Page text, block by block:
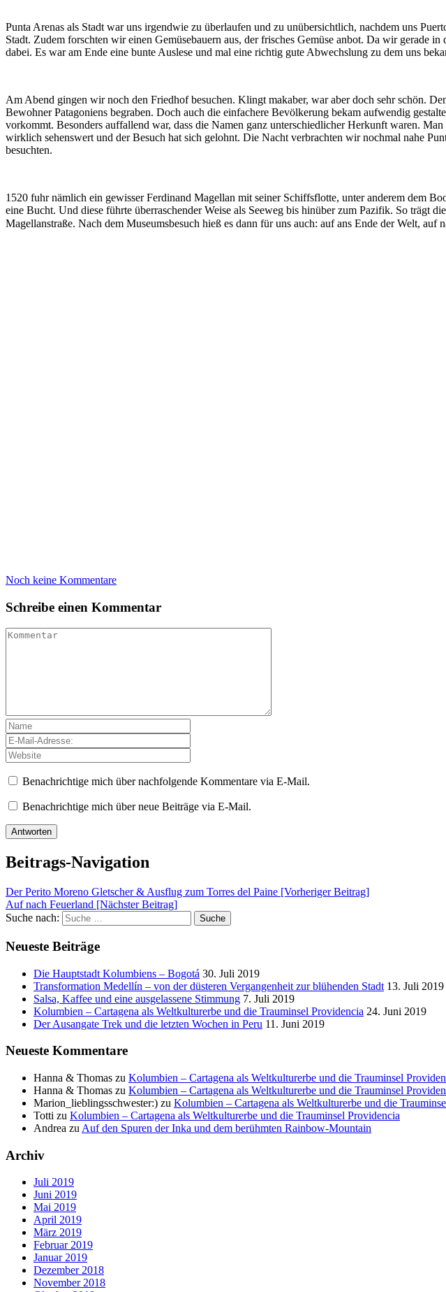
Punta Arenas als Stadt war uns irgendwie zu überlaufen und zu unübersichtlich, nachdem uns
Stadt. Zudem forschten wir einen Gemüsebauern aus, der frisches Gemüse anbot. Da wir
dabei. Es war am Ende eine bunte Auslese und mal eine richtig gute Abwechslung zu dem uns
Am Abend gingen wir noch den Friedhof besuchen. Klingt makaber, war aber doch sehr schön.
Bewohner Patagoniens begraben. Doch auch die einfachere Bevölkerung bekam aufwendig
vorkommt. Besonders auffallend war, dass die Namen ganz unterschiedlicher Herkunft waren.
wirklich sehenswert und der Besuch hat sich gelohnt. Die Nacht verbrachten wir nochmal nahe
besuchten.
1520 fuhr nämlich ein gewisser Ferdinand Magellan mit seiner Schiffsflotte, unter anderem dem
eine Bucht. Und diese führte überraschender Weise als Seeweg bis hinüber zum Pazifik. So trägt
Magellanstraße. Nach dem Museumsbesuch hieß es dann für uns auch: auf ans Ende der Welt, auf
Noch keine Kommentare
Schreibe einen Kommentar
Benachrichtige mich über nachfolgende Kommentare via E-Mail.
Benachrichtige mich über neue Beiträge via E-Mail.
Beitrags-Navigation
Der Perito Moreno Gletscher & Ausflug zum Torres del Paine [Vorheriger Beitrag]
Auf nach Feuerland [Nächster Beitrag]
Suche nach:
Suche
Neueste Beiträge
Die Hauptstadt Kolumbiens – Bogotá 30. Juli 2019
Transformation Medellín – von der düsteren Vergangenheit zur blühenden Stadt 13. Juli 2019
Salsa, Kaffee und eine ausgelassene Stimmung 7. Juli 2019
Kolumbien – Cartagena als Weltkulturerbe und die Trauminsel Providencia 24. Juni 2019
Der Ausangate Trek und die letzten Wochen in Peru 11. Juni 2019
Neueste Kommentare
Hanna & Thomas zu Kolumbien – Cartagena als Weltkulturerbe und die Trauminsel
Hanna & Thomas zu Kolumbien – Cartagena als Weltkulturerbe und die Trauminsel
Marion_lieblingsschwester:) zu Kolumbien – Cartagena als Weltkulturerbe und die
Totti zu Kolumbien – Cartagena als Weltkulturerbe und die Trauminsel Providencia
Andrea zu Auf den Spuren der Inka und dem berühmten Rainbow-Mountain
Archiv
Juli 2019
Juni 2019
Mai 2019
April 2019
März 2019
Februar 2019
Januar 2019
Dezember 2018
November 2018